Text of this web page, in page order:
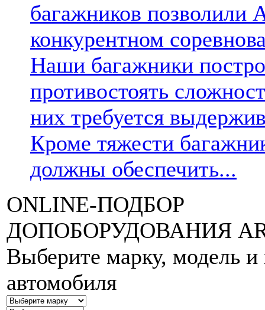
багажников позволили
конкурентном
Наши багажники
противостоять
них требуется
Кроме тяжести
должны обеспечить...
ONLINE-ПОДБОР
ДОПОБОРУДОВАНИЯ
Выберите марку, модель
автомобиля